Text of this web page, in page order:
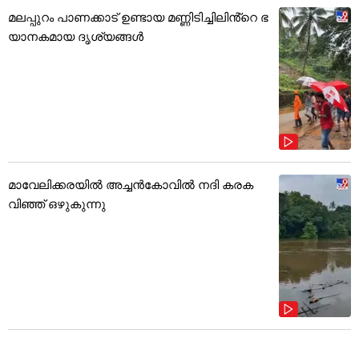
മലപ്പുറം പാണക്കാട് ഉണ്ടായ മണ്ണിടിച്ചിലിൻ്റെ ഭ
യാനകമായ ദൃശ്യങ്ങൾ
മാവേലിക്കരയിൽ അച്ചൻകോവിൽ നദി കരക
വിഞ്ഞ് ഒഴുകുന്നു